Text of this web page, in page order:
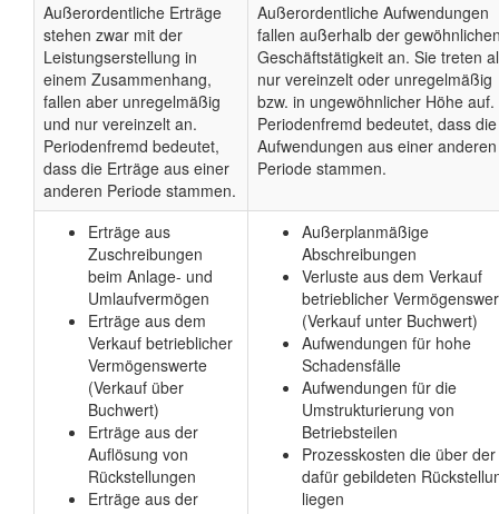
Außerordentliche Erträge
stehen zwar mit der
Leistungserstellung in
einem Zusammenhang,
fallen aber unregelmäßig
und nur vereinzelt an.
Periodenfremd bedeutet,
dass die Erträge aus einer
anderen Periode stammen.
Außerordentliche Aufwendungen
fallen außerhalb der
Geschäftstätigkeit an. Sie treten
nur vereinzelt oder unregelmäßig
bzw. in ungewöhnlicher Höhe auf.
Periodenfremd bedeutet, dass die
Aufwendungen aus einer anderen
Periode stammen.
Erträge aus
Zuschreibungen
beim Anlage- und
Umlaufvermögen
Erträge aus dem
Verkauf betrieblicher
Vermögenswerte
(Verkauf über
Buchwert)
Erträge aus der
Auflösung von
Rückstellungen
Erträge aus der
Außerplanmäßige
Abschreibungen
Verluste aus dem Verkauf
betrieblicher
(Verkauf unter Buchwert)
Aufwendungen für hohe
Schadensfälle
Aufwendungen für die
Umstrukturierung von
Betriebsteilen
Prozesskosten die über der
dafür gebildeten
liegen